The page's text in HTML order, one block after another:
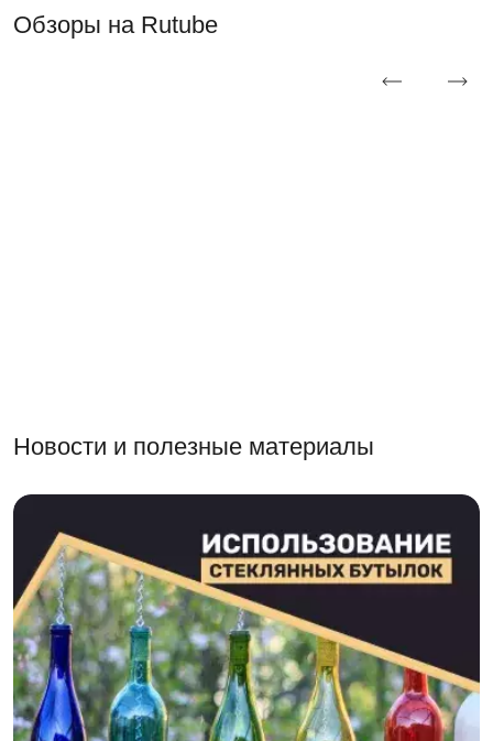
Обзоры на Rutube
Новости и полезные материалы